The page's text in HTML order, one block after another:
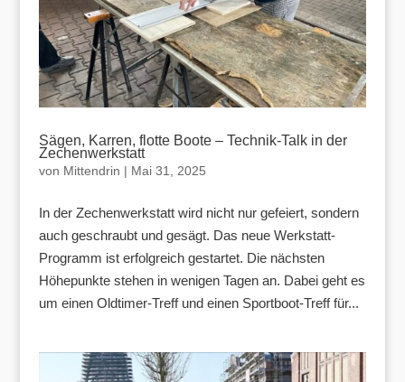
Sägen, Karren, flotte Boote – Technik-Talk in der
Zechenwerkstatt
von Mittendrin | Mai 31, 2025
In der Zechenwerkstatt wird nicht nur gefeiert, sondern
auch geschraubt und gesägt. Das neue Werkstatt-
Programm ist erfolgreich gestartet. Die nächsten
Höhepunkte stehen in wenigen Tagen an. Dabei geht es
um einen Oldtimer-Treff und einen Sportboot-Treff für...